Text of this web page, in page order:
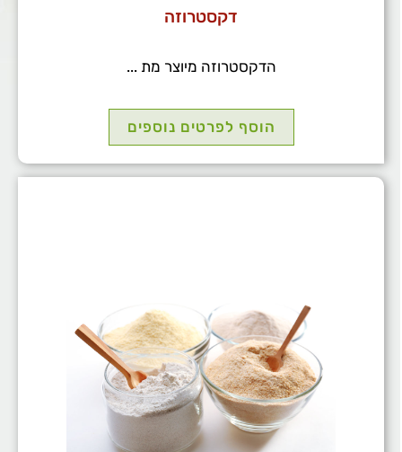
דקסטרוזה
הדקסטרוזה מיוצר מת ...
הוסף לפרטים נוספים